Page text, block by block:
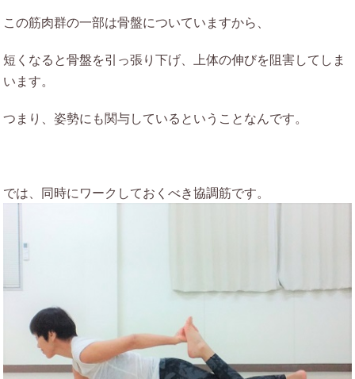
この筋肉群の一部は骨盤についていますから、
短くなると骨盤を引っ張り下げ、上体の伸びを阻害してしま
います。
つまり、姿勢にも関与しているということなんです。
では、同時にワークしておくべき協調筋です。